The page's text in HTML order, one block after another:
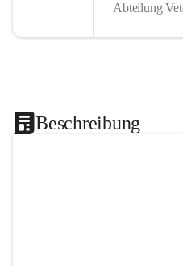
Abteilung
Beschreibung